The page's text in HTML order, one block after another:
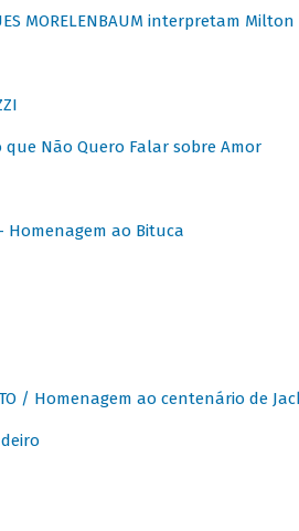
MORELENBAUM interpretam
que Não Quero Falar sobre Amor
Homenagem ao Bituca
/ Homenagem ao centenário de